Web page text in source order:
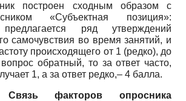
построен сходным образом с
«Субъектная позиция»:
ряд утверждений
самочувствия во время занятий, и
происходящего от 1 (редко), до
обратный, то за ответ часто,
1, а за ответ редко,– 4 балла.
Связь факторов опросника